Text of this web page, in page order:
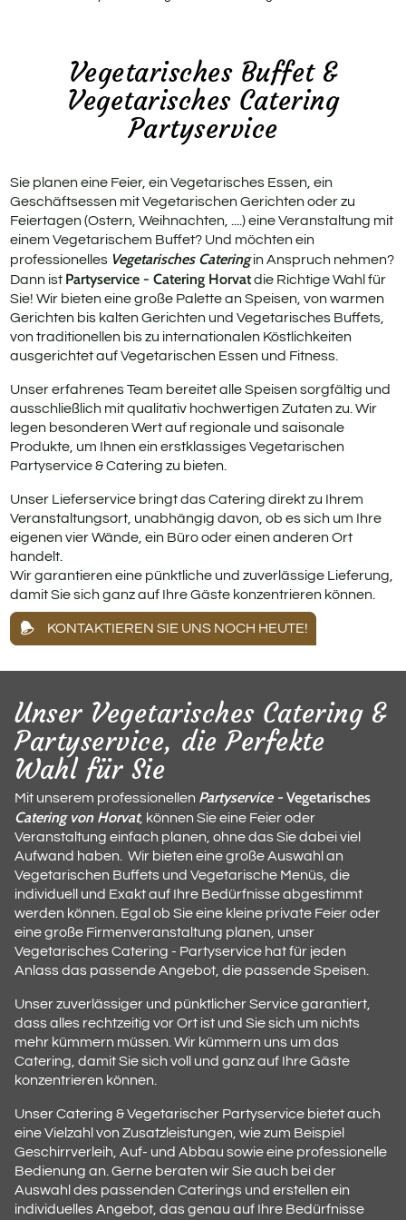
Vegetarisches Buffet &
Vegetarisches Catering
Partyservice
Sie planen eine Feier, ein Vegetarisches Essen, ein
Geschäftsessen mit Vegetarischen Gerichten oder zu
Feiertagen (Ostern, Weihnachten, ....) eine Veranstaltung mit
einem Vegetarischem Buffet? Und möchten ein
professionelles Vegetarisches Cateringin Anspruch nehmen?
Dann ist Partyservice - Catering Horvatdie Richtige Wahl für
Sie! Wir bieten eine große Palette an Speisen, von warmen
Gerichten bis kalten Gerichten und Vegetarisches Buffets,
von traditionellen bis zu internationalen Köstlichkeiten
ausgerichtet auf Vegetarischen Essen und Fitness.
Unser erfahrenes Team bereitet alle Speisen sorgfältig und
ausschließlich mit qualitativ hochwertigen Zutaten zu. Wir
legen besonderen Wert auf regionale und saisonale
Produkte, um Ihnen ein erstklassiges Vegetarischen
Partyservice & Catering zu bieten.
Unser Lieferservice bringt das Catering direkt zu Ihrem
Veranstaltungsort, unabhängig davon, ob es sich um Ihre
eigenen vier Wände, ein Büro oder einen anderen Ort
handelt.
Wir garantieren eine pünktliche und zuverlässige Lieferung,
damit Sie sich ganz auf Ihre Gäste konzentrieren können.
KONTAKTIEREN SIE UNS NOCH HEUTE!
Unser Vegetarisches Catering &
Partyservice, die Perfekte
Wahl für Sie
Mit unserem professionellen Partyservice - Vegetarisches
Catering von Horvat, können Sie eine Feier oder
Veranstaltung einfach planen, ohne das Sie dabei viel
Aufwand haben. Wir bieten eine große Auswahl an
Vegetarischen Buffets und Vegetarische Menüs, die
individuell und Exakt auf Ihre Bedürfnisse abgestimmt
werden können. Egal ob Sie eine kleine private Feier oder
eine große Firmenveranstaltung planen, unser
Vegetarisches Catering - Partyservice hat für jeden
Anlass das passende Angebot, die passende Speisen.
Unser zuverlässiger und pünktlicher Service garantiert,
dass alles rechtzeitig vor Ort ist und Sie sich um nichts
mehr kümmern müssen. Wir kümmern uns um das
Catering, damit Sie sich voll und ganz auf Ihre Gäste
konzentrieren können.
Unser Catering & Vegetarischer Partyservice bietet auch
eine Vielzahl von Zusatzleistungen, wie zum Beispiel
Geschirrverleih, Auf- und Abbau sowie eine professionelle
Bedienung an. Gerne beraten wir Sie auch bei der
Auswahl des passenden Caterings und erstellen ein
individuelles Angebot, das genau auf Ihre Bedürfnisse